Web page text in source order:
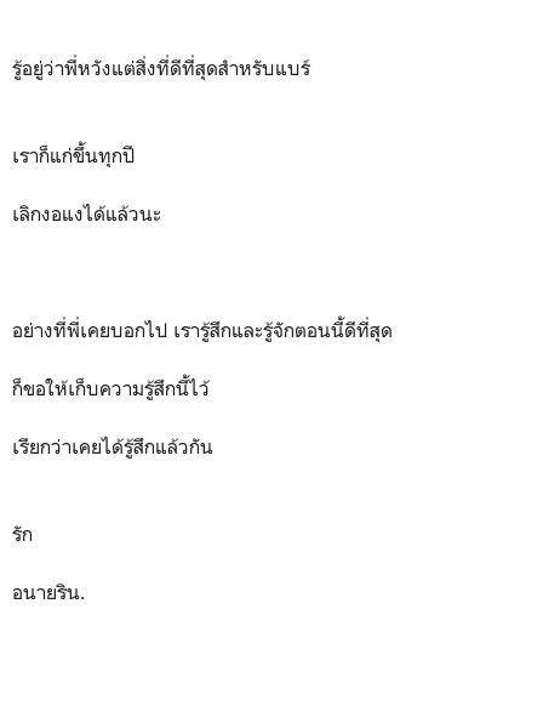
รู้อยู่ว่าพี่หวังแต่สิ่งที่ดีที่สุดสำหรับแบร์
เราก็แก่ขึ้นทุกปี
เลิกงอแงได้แล้วนะ
อย่างที่พี่เคยบอกไป เรารู้สึกและรู้จักตอนนี้ดีที่สุด
ก็ขอให้เก็บความรู้สึกนี้ไว้
เรียกว่าเคยได้รู้สึกแล้วกัน
รัก
อนายริน.